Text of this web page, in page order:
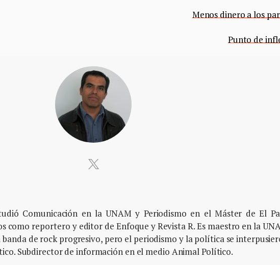
Menos dinero a los
Punto de
Comunicación en la UNAM y Periodismo en el Máster de El
como reportero y editor de Enfoque y Revista R. Es maestro en la
de rock progresivo, pero el periodismo y la política se
Subdirector de información en el medio Animal Político.